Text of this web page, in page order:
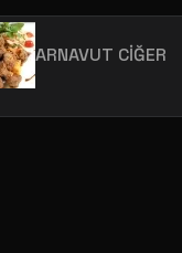
ARNAVUT CİĞER